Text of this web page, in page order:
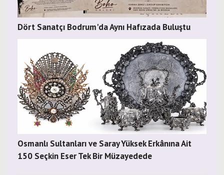
Dört Sanatçı Bodrum'da Aynı Hafızada Buluştu
Osmanlı Sultanları ve Saray Yüksek Erkânına Ait
150 Seçkin Eser Tek Bir Müzayedede